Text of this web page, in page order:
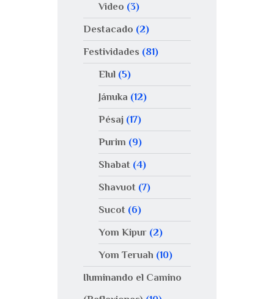
Video (3)
Destacado (2)
Festividades (81)
Elul(5)
Jánuka (12)
Pésaj(17)
Purim (9)
Shabat(4)
Shavuot(7)
Sucot(6)
Yom Kipur(2)
Yom Teruah (10)
Iluminando el Camino